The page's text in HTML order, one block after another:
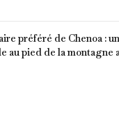
préféré de Chenoa :
au pied de la montagne
bon poisson et